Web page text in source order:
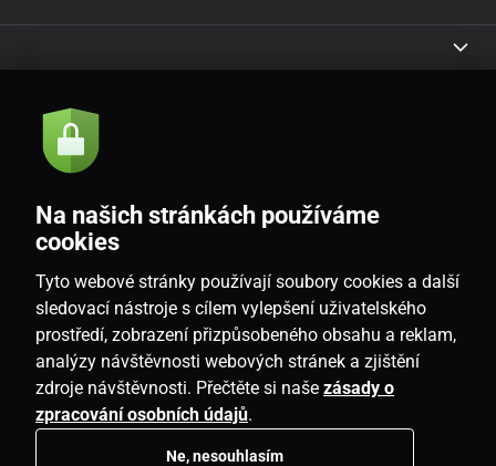
Akcie a novinky e-mailom
Souhlasím sezásadami zpracování osobních údajů
SK
Na našich stránkách používáme
cookies
Tyto webové stránky používají soubory cookies a další
sledovací nástroje s cílem vylepšení uživatelského
prostředí, zobrazení přizpůsobeného obsahu a reklam,
analýzy návštěvnosti webových stránek a zjištění
zdroje návštěvnosti. Přečtěte si naše zásady o
zpracování osobních údajů.
Ne, nesouhlasím